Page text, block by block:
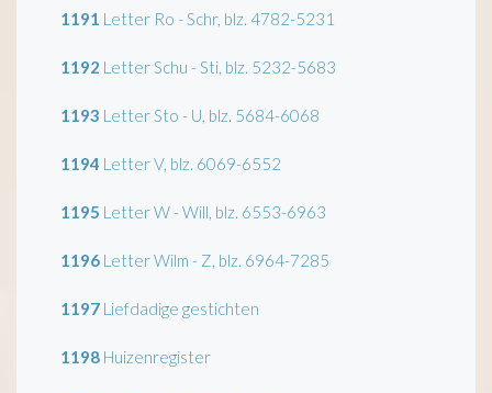
1191 Letter Ro - Schr, blz. 4782-5231
1192 Letter Schu - Sti, blz. 5232-5683
1193 Letter Sto - U, blz. 5684-6068
1194 Letter V, blz. 6069-6552
1195 Letter W - Will, blz. 6553-6963
1196 Letter Wilm - Z, blz. 6964-7285
1197 Liefdadige gestichten
1198 Huizenregister